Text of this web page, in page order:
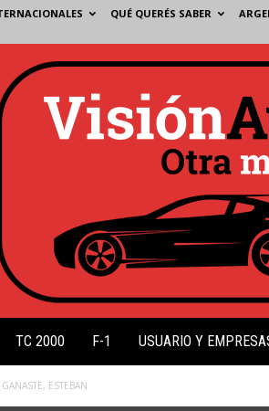
QUÉ QUERÉS SABER
TC 2000 F-1 USUARIO Y
ESTEBAN